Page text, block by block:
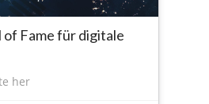
of Fame für digitale
her